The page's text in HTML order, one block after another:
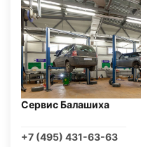
Сервис Балашиха
+7 (495) 431-63-63